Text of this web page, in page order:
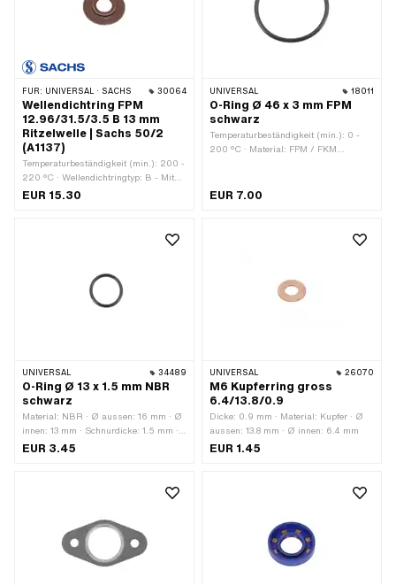
FÜR: UNIVERSAL · SACHS 30064
Wellendichtring FPM
12.96/31.5/3.5 B 13 mm
Ritzelwelle | Sachs 50/2
(A1137)
Temperaturbeständigkeit (min.): 200 -
220 °C · Wellendichtringtyp: B - Mit
Blech-Aussenmantel / einer
Verwendungsort: Ritzelwelle
EUR 15.30
UNIVERSAL 18011
O-Ring Ø 46 x 3 mm FPM
schwarz
Temperaturbeständigkeit (min.): 0 -
200 °C · Material: FPM / FKM
52 mm · Ø innen: 46 mm ·
EUR 7.00
UNIVERSAL 34489
O-Ring Ø 13 x 1.5 mm NBR
schwarz
Material: NBR · Ø aussen: 16 mm · Ø
innen: 13 mm · Schnurdicke: 1.5 mm ·
Härte: 70 Shore
EUR 3.45
UNIVERSAL 26070
M6 Kupferring gross
6.4/13.8/0.9
Dicke: 0.9 mm · Material: Kupfer · Ø
aussen: 13.8 mm · Ø innen: 6.4 mm
EUR 1.45